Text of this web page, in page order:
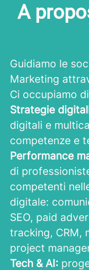
A
Guidiamo le
Marketing
Ci occupiamo
Strategie
digitali e
competenze e
Performance
di
competenti
digitale:
SEO, paid
tracking, CRM,
project
Tech & AI: